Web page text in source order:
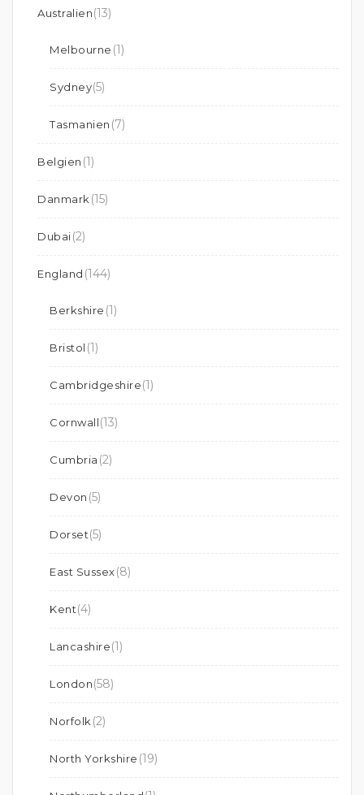
Australien(13)
Melbourne (1)
Sydney(5)
Tasmanien (7)
Belgien (1)
Danmark (15)
Dubai(2)
England (144)
Berkshire (1)
Bristol (1)
Cambridgeshire(1)
Cornwall(13)
Cumbria (2)
Devon (5)
Dorset(5)
East Sussex(8)
Kent(4)
Lancashire(1)
London(58)
Norfolk (2)
North Yorkshire (19)